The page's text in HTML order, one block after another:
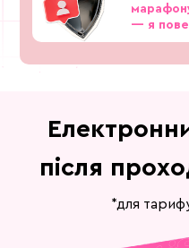
— я
після
*для